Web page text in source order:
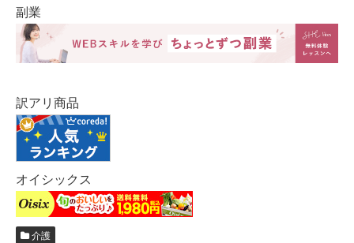
副業
訳アリ商品
オイシックス
介護